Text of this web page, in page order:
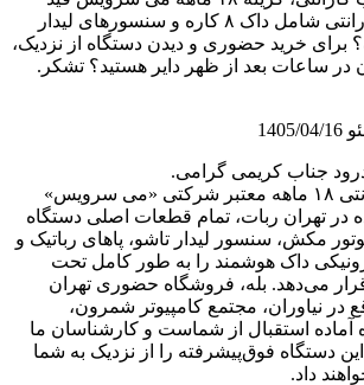
شده؛ آیا این گارانتی شامل داک ۸ کاره و سنسورهای لیدار
برای خرید حضوری و دیدن دستگاه از نزدیک،
در ساعات بعد از ظهر دایر هستید؟ تشکر.
1405/04/16
جناب کریمی گرامی.
بله، گارانتی ۱۸ ماهه معتبر شرکتی «می سرویس»
در تهران ربات، تمام قطعات اصلی دستگاه
مکش، سنسور لیدار تاشو، پاهای رباتیک و
داک هوشمند را به طور کامل تحت
می‌دهد. بله، فروشگاه حضوری تهران
در نیاوران، مجتمع کامپیوتر شمرون،
آماده استقبال از شماست و کارشناسان ما
دستگاه فوق‌پیشرفته را از نزدیک به شما
داد.